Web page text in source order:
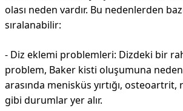
olası neden vardır. Bu nedenlerden
sıralanabilir:
- Diz eklemi problemleri: Dizdeki bir
problem, Baker kisti oluşumuna
arasında menisküs yırtığı,
gibi durumlar yer alır.